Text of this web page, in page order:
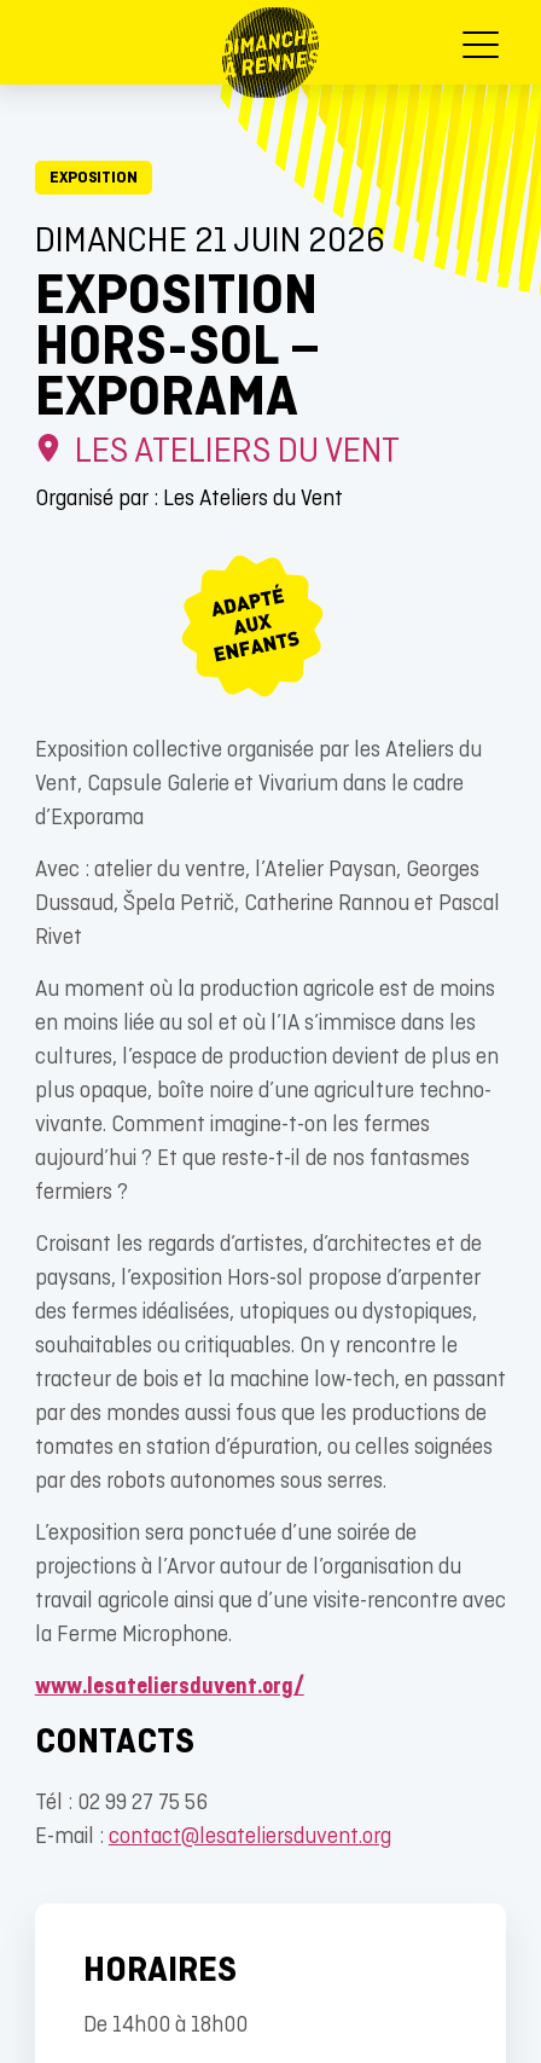
Menu
EXPOSITION
DIMANCHE 21 JUIN 2026
EXPOSITION
HORS-SOL –
EXPORAMA
LES ATELIERS DU VENT
Organisé par : Les Ateliers du Vent
Exposition collective organisée par les Ateliers du
Vent, Capsule Galerie et Vivarium dans le cadre
d’Exporama
Avec : atelier du ventre, l’Atelier Paysan, Georges
Dussaud, Špela Petrič, Catherine Rannou et Pascal
Rivet
Au moment où la production agricole est de moins
en moins liée au sol et où l’IA s’immisce dans les
cultures, l’espace de production devient de plus en
plus opaque, boîte noire d’une agriculture techno-
vivante. Comment imagine-t-on les fermes
aujourd’hui ? Et que reste-t-il de nos fantasmes
fermiers ?
Croisant les regards d’artistes, d’architectes et de
paysans, l’exposition Hors-sol propose d’arpenter
des fermes idéalisées, utopiques ou dystopiques,
souhaitables ou critiquables. On y rencontre le
tracteur de bois et la machine low-tech, en passant
par des mondes aussi fous que les productions de
tomates en station d’épuration, ou celles soignées
par des robots autonomes sous serres.
L’exposition sera ponctuée d’une soirée de
projections à l’Arvor autour de l’organisation du
travail agricole ainsi que d’une visite-rencontre avec
la Ferme Microphone.
www.lesateliersduvent.org/
CONTACTS
Tél : 02 99 27 75 56
E-mail : contact@lesateliersduvent.org
HORAIRES
De 14h00 à 18h00